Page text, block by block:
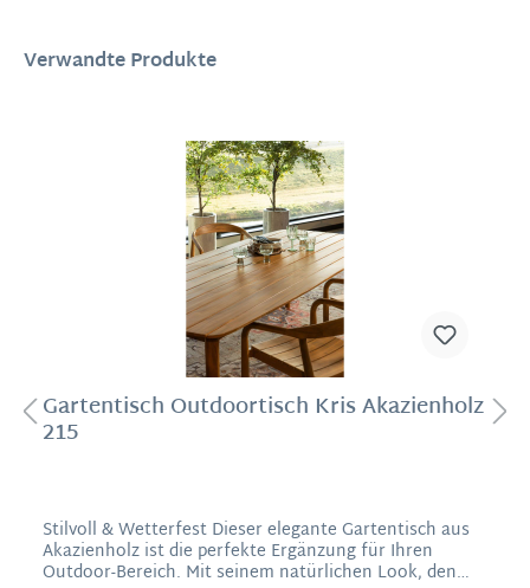
Verwandte Produkte
Gartentisch Outdoortisch Kris Akazienholz
215
Stilvoll & Wetterfest Dieser elegante Gartentisch aus
Akazienholz ist die perfekte Ergänzung für Ihren
Outdoor-Bereich. Mit seinem natürlichen Look, den